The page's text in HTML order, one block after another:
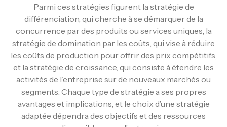
Parmi ces stratégies figurent la stratégie de
différenciation, qui cherche à se démarquer de la
concurrence par des produits ou services uniques, la
stratégie de domination par les coûts, qui vise à réduire
les coûts de production pour offrir des prix compétitifs,
et la stratégie de croissance, qui consiste à étendre les
activités de l’entreprise sur de nouveaux marchés ou
segments. Chaque type de stratégie a ses propres
avantages et implications, et le choix d’une stratégie
adaptée dépendra des objectifs et des ressources